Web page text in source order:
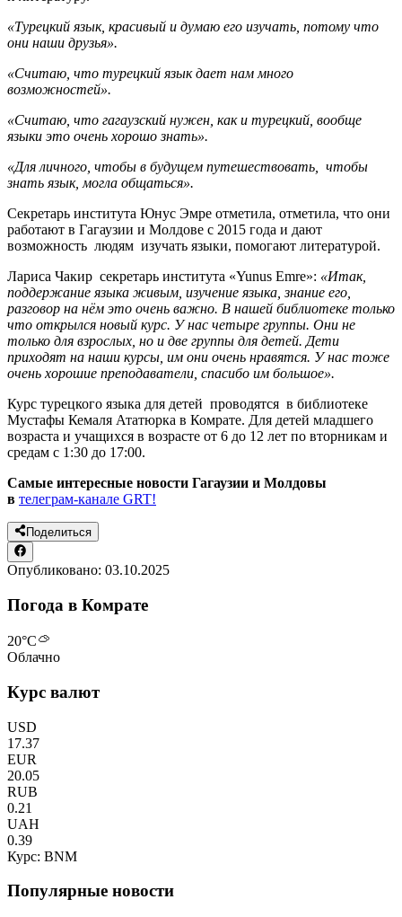
«Турецкий язык, красивый и думаю его изучать, потому что
они наши друзья».
«Считаю, что турецкий язык дает нам много
возможностей».
«Считаю, что гагаузский нужен, как и турецкий, вообще
языки это очень хорошо знать».
«Для личного, чтобы в будущем путешествовать, чтобы
знать язык, могла общаться».
Секретарь института Юнус Эмре отметила, отметила, что они
работают в Гагаузии и Молдове с 2015 года и дают
возможность людям изучать языки, помогают литературой.
Лариса Чакир секретарь института «Yunus Emre»: «Итак,
поддержание языка живым, изучение языка, знание его,
разговор на нём это очень важно. В нашей библиотеке только
что открылся новый курс. У нас четыре группы. Они не
только для взрослых, но и две группы для детей. Дети
приходят на наши курсы, им они очень нравятся. У нас тоже
очень хорошие преподаватели, спасибо им большое».
Курс турецкого языка для детей проводятся в библиотеке
Мустафы Кемаля Ататюрка в Комрате. Для детей младшего
возраста и учащихся в возрасте от 6 до 12 лет по вторникам и
средам с 1:30 до 17:00.
Самые интересные новости Гагаузии и Молдовы
в телеграм-канале GRT!
Поделиться
Опубликовано: 03.10.2025
Погода в Комрате
20°C
Облачно
Курс валют
USD
17.37
EUR
20.05
RUB
0.21
UAH
0.39
Курс: BNM
Популярные новости